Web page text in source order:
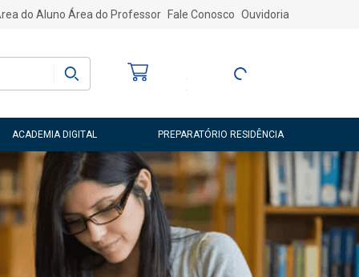
do Aluno Área do Professor Fale Conosco Ouvidoria
Entre ou Cadastre-
ACADEMIA DIGITAL PREPARATÓRIO RESIDÊNCIA